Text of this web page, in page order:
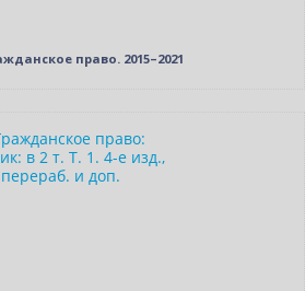
право. 2015–2021